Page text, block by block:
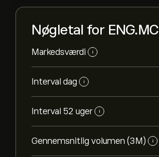
Nøgletal for ENG.MC
Markedsværdi i
Interval dag i
Interval 52 uger i
Gennemsnitlig volumen (3M) i